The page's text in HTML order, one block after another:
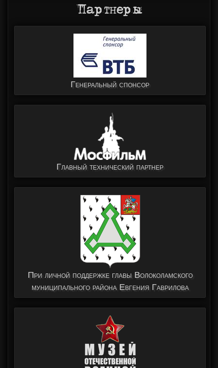
Партнеры
Генеральный спонсор
Главный технический партнер
При личной поддержке главы Волоколамского
муниципального района Евгения Гаврилова